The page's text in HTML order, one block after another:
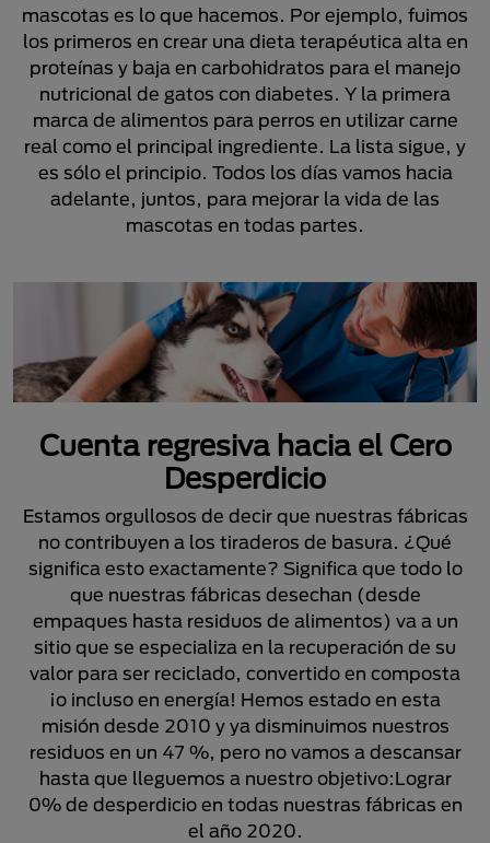
mascotas es lo que hacemos. Por ejemplo, fuimos
los primeros en crear una dieta terapéutica alta en
proteínas y baja en carbohidratos para el manejo
nutricional de gatos con diabetes. Y la primera
marca de alimentos para perros en utilizar carne
real como el principal ingrediente. La lista sigue, y
es sólo el principio. Todos los días vamos hacia
adelante, juntos, para mejorar la vida de las
mascotas en todas partes.
Cuenta regresiva hacia el Cero
Desperdicio
Estamos orgullosos de decir que nuestras fábricas
no contribuyen a los tiraderos de basura. ¿Qué
significa esto exactamente? Significa que todo lo
que nuestras fábricas desechan (desde
empaques hasta residuos de alimentos) va a un
sitio que se especializa en la recuperación de su
valor para ser reciclado, convertido en composta
¡o incluso en energía! Hemos estado en esta
misión desde 2010 y ya disminuimos nuestros
residuos en un 47 %, pero no vamos a descansar
hasta que lleguemos a nuestro objetivo:Lograr
0% de desperdicio en todas nuestras fábricas en
el año 2020.